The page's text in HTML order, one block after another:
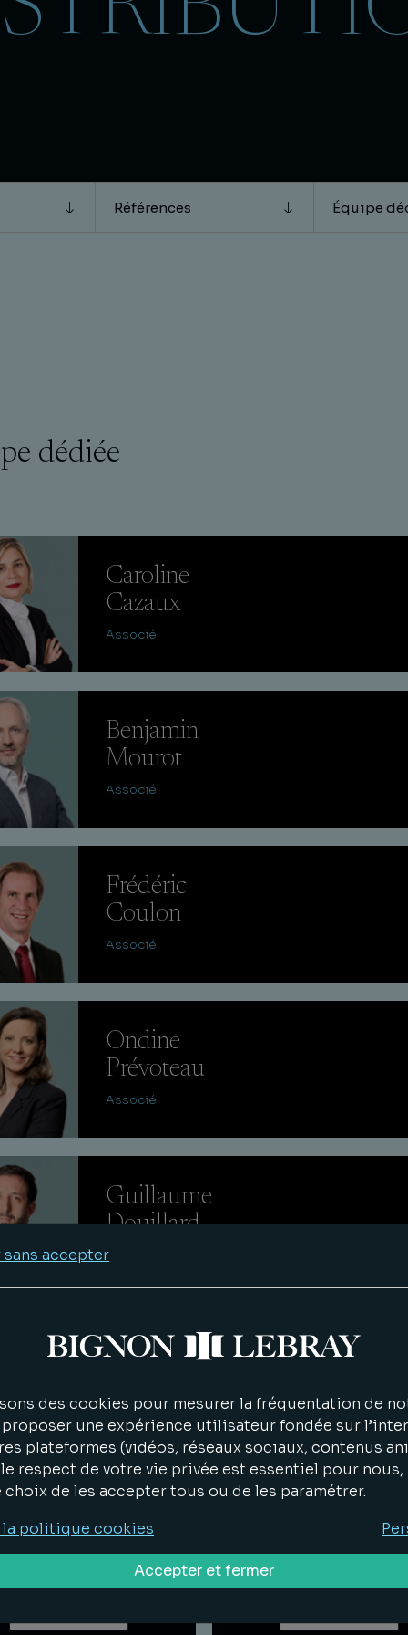
Références Équipe
dédiée
Caroline
Cazaux
Associé
Benjamin
Mourot
Associé
Frédéric
Coulon
Associé
Ondine
Prévoteau
Associé
Guillaume
Douillard
Associé
accepter
des cookies pour mesurer la fréquentation de
une expérience utilisateur fondée sur
plateformes (vidéos, réseaux sociaux, contenus
respect de votre vie privée est essentiel pour nous,
choix de les accepter tous ou de les paramétrer.
politique cookies
Accepter et fermer